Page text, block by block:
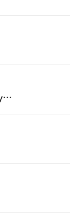
M
acklemore & Ryan Lewis, Macklemore & Ryan Lewis